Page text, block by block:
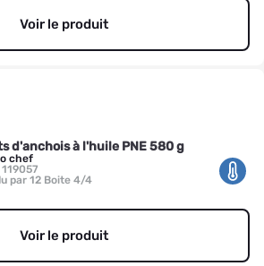
Voir le produit
d'anchois à l'huile PNE 580 g
chef
par 12 Boite 4/4
Voir le produit